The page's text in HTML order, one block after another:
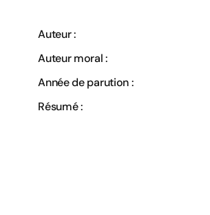
Auteur :
Auteur moral :
Année de parution :
Résumé :